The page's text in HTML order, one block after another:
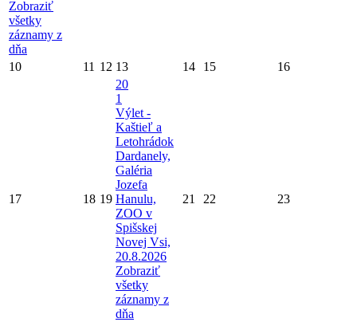
Zobraziť
všetky
záznamy z
dňa
10 11 12 13 14 15 16
17 18 19
20
1
Výlet -
Kaštieľ a
Letohrádok
Dardanely,
Galéria
Jozefa
Hanulu,
ZOO v
Spišskej
Novej Vsi,
20.8.2026
Zobraziť
všetky
záznamy z
dňa
21 22 23